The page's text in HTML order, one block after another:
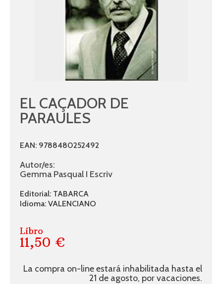
EL CAÇADOR DE
PARAULES
EAN: 9788480252492
Autor/es:
Gemma Pasqual I Escriv
Editorial: TABARCA
Idioma: VALENCIANO
Libro
11,50 €
La compra on-line estará inhabilitada hasta el
21 de agosto, por vacaciones.